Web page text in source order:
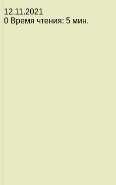
12.11.2021
0 Время чтения: 5 мин.